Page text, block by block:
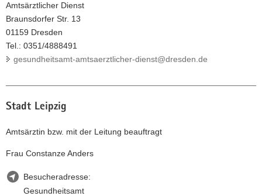
Amtsärztlicher Dienst
Braunsdorfer Str. 13
01159 Dresden
Tel.: 0351/4888491
gesundheitsamt-amtsaerztlicher-dienst@dresden.de
Stadt Leipzig
Amtsärztin bzw. mit der Leitung beauftragt
Frau Constanze Anders
Besucheradresse:
Gesundheitsamt